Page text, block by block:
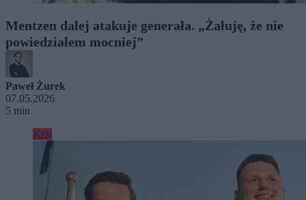
Mentzen dalej atakuje generała. „Żałuję, że nie
powiedziałem mocniej”
Paweł Żurek
07.05.2026
5 min
Kraj